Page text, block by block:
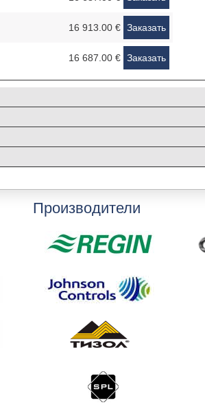
16 913.00 € Заказать
16 687.00 € Заказать
Производители